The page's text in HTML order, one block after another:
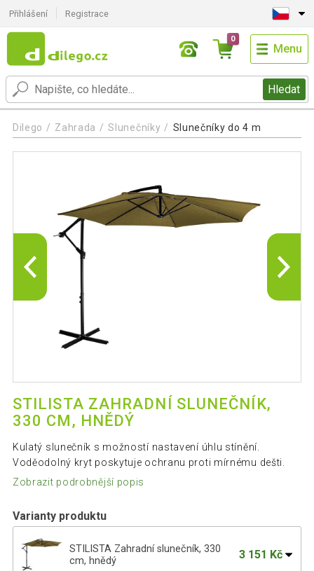
Přihlášení Registrace
Hledat
0
Menu
Dilego Zahrada Slunečníky Slunečníky do 4 m
STILISTA ZAHRADNÍ SLUNEČNÍK,
330 CM, HNĚDÝ
Kulatý slunečník s možností nastavení úhlu stínění.
Voděodolný kryt poskytuje ochranu proti mírnému dešti.
Zobrazit podrobnější popis
Varianty produktu
STILISTA Zahradní slunečník, 330
cm, hnědý
3 151 Kč